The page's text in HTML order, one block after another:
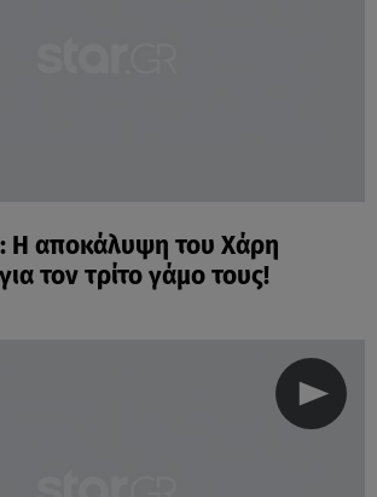
Η αποκάλυψη του Χάρη
τον τρίτο γάμο τους!